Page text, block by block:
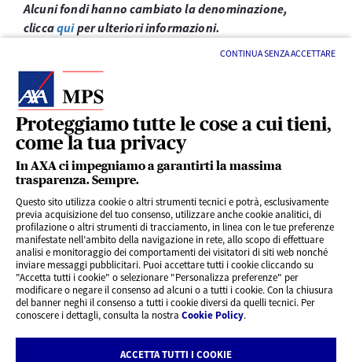
Proteggiamo tutte le cose a cui tieni,
come la tua privacy
In AXA ci impegniamo a garantirti la massima
trasparenza. Sempre.
Questo sito utilizza cookie o altri strumenti tecnici e potrà, esclusivamente
previa acquisizione del tuo consenso, utilizzare anche cookie analitici, di
profilazione o altri strumenti di tracciamento, in linea con le tue preferenze
manifestate nell’ambito della navigazione in rete, allo scopo di effettuare
analisi e monitoraggio dei comportamenti dei visitatori di siti web nonché
inviare messaggi pubblicitari. Puoi accettare tutti i cookie cliccando su
"Accetta tutti i cookie" o selezionare "Personalizza preferenze" per
modificare o negare il consenso ad alcuni o a tutti i cookie. Con la chiusura
del banner neghi il consenso a tutti i cookie diversi da quelli tecnici. Per
conoscere i dettagli, consulta la nostra Cookie Policy.
CONTINUA SENZA ACCETTARE
ACCETTA TUTTI I COOKIE
Alcuni fondi hanno cambiato la denominazione,
cliccaquiper ulteriori informazioni.
LINK UTILI
SERVIZI AL CLIENTE
CHI SIAMO
CONTATTI
Cookie Policy